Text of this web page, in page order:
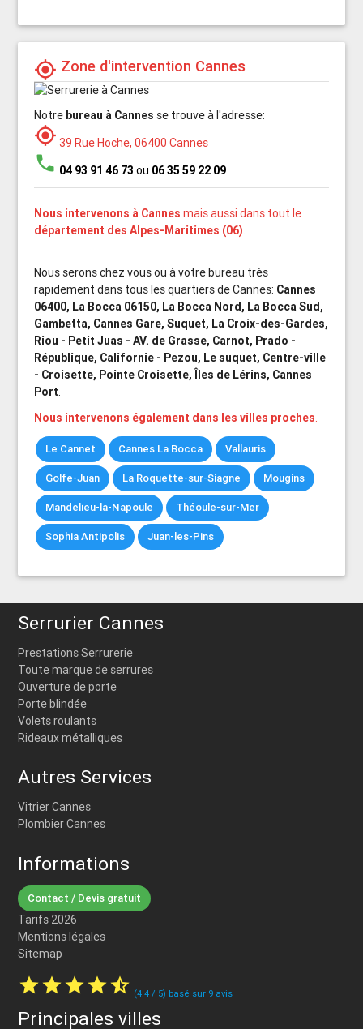
my_location Zone d'intervention Cannes
Notre bureau à Cannes se trouve à l'adresse:
my_location 39 Rue Hoche, 06400 Cannes
phone 04 93 91 46 73 ou 06 35 59 22 09
Nous intervenons à Cannes mais aussi dans tout le
département des Alpes-Maritimes (06).
Nous serons chez vous ou à votre bureau très
rapidement dans tous les quartiers de Cannes: Cannes
06400, La Bocca 06150, La Bocca Nord, La Bocca Sud,
Gambetta, Cannes Gare, Suquet, La Croix-des-Gardes,
Riou - Petit Juas - AV. de Grasse, Carnot, Prado -
République, Californie - Pezou, Le suquet, Centre-ville
- Croisette, Pointe Croisette, Îles de Lérins, Cannes
Port.
Nous intervenons également dans les villes proches.
Le Cannet Cannes La Bocca Vallauris
Golfe-Juan La Roquette-sur-Siagne Mougins
Mandelieu-la-Napoule Théoule-sur-Mer
Sophia Antipolis Juan-les-Pins
Serrurier Cannes
Prestations Serrurerie
Toute marque de serrures
Ouverture de porte
Porte blindée
Volets roulants
Rideaux métalliques
Autres Services
Vitrier Cannes
Plombier Cannes
Informations
Contact / Devis gratuit
Tarifs 2026
Mentions légales
Sitemap
starstarstarstarstar_half (4.4 / 5) basé sur 9 avis
Principales villes